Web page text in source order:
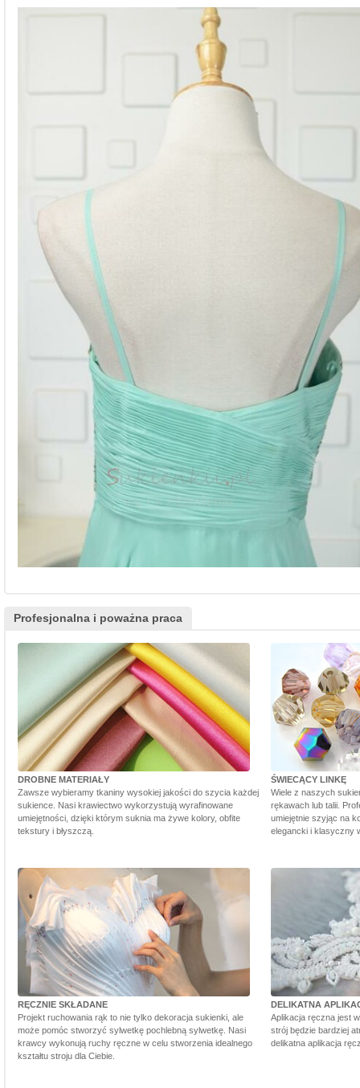
Profesjonalna i poważna praca
DROBNE MATERIAŁY
Zawsze wybieramy tkaniny wysokiej jakości do szycia każdej
sukience. Nasi krawiectwo wykorzystują wyrafinowane
umiejętności, dzięki którym suknia ma żywe kolory, obfite
tekstury i błyszczą.
ŚWIECĄCY LINKĘ
Wiele z naszych
rękawach lub talii.
umiejętnie szyjąc na
elegancki i klasyczny
RĘCZNIE SKŁADANE
Projekt ruchowania rąk to nie tylko dekoracja sukienki, ale
może pomóc stworzyć sylwetkę pochlebną sylwetkę. Nasi
krawcy wykonują ruchy ręczne w celu stworzenia idealnego
kształtu stroju dla Ciebie.
DELIKATNA
Aplikacja ręczna jest
strój będzie bardziej
delikatna aplikacja